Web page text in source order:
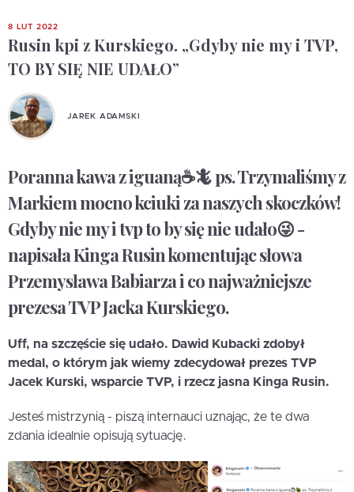
8 LUT 2022
Rusin kpi z Kurskiego. „Gdyby nie my i TVP,
TO BY SIĘ NIE UDAŁO”
JAREK ADAMSKI
Poranna kawa z iguaną☕️🦎 ps. Trzymaliśmy z
Markiem mocno kciuki za naszych skoczków!
Gdyby nie my i tvp to by się nie udało😜 -
napisała Kinga Rusin komentując słowa
Przemysława Babiarza i co najważniejsze
prezesa TVP Jacka Kurskiego.
Uff, na szczęście się udało. Dawid Kubacki zdobył
medal, o którym jak wiemy zdecydował prezes TVP
Jacek Kurski, wsparcie TVP, i rzecz jasna Kinga Rusin.
Jesteś mistrzynią - piszą internauci uznając, że te dwa
zdania idealnie opisują sytuację.